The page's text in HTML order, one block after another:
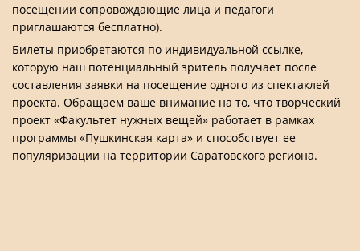
посещении сопровождающие лица и педагоги
приглашаются бесплатно).
Билеты приобретаются по индивидуальной ссылке,
которую наш потенциальный зритель получает после
составления заявки на посещение одного из спектаклей
проекта. Обращаем ваше внимание на то, что творческий
проект «Факультет нужных вещей» работает в рамках
программы «Пушкинская карта» и способствует ее
популяризации на территории Саратовского региона.